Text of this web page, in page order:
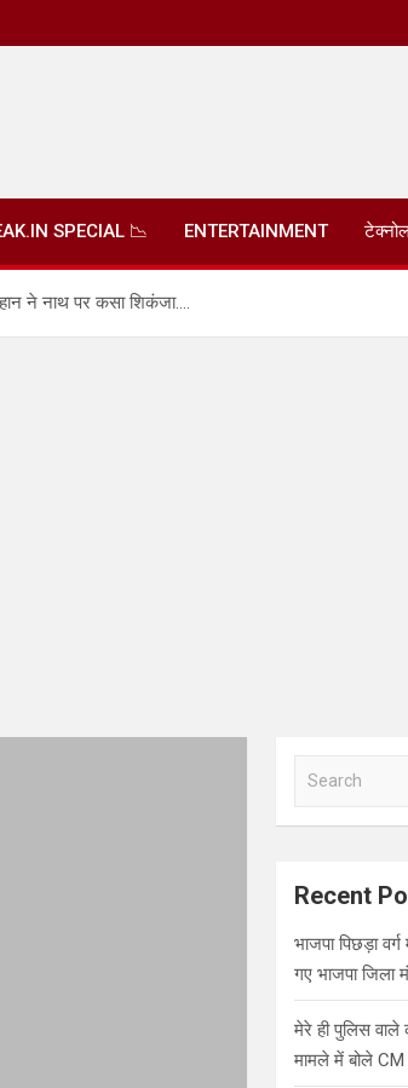
SPECIAL 📉 ENTERTAINMENT
ने नाथ पर कसा शिकंजा….
a
c
Recent
भाजपा पिछड़ा वर्ग
गए भाजपा जिला
मेरे ही पुलिस वाले
मामले में बोले